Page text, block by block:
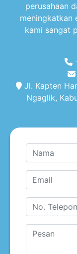
perusahaan
meningkatkan
kami sangat
Jl. Kapten
Ngaglik,